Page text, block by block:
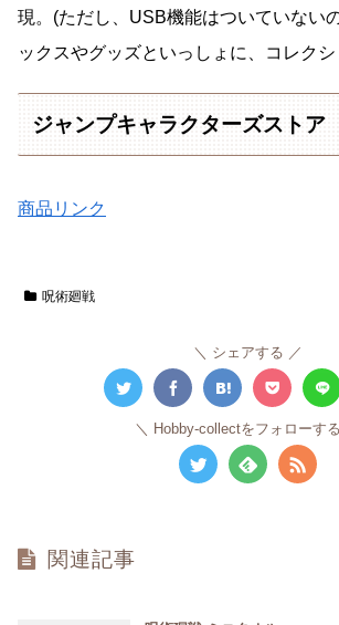
現。(ただし、USB機能はついていない
ックスやグッズといっしょに、コレク
ジャンプキャラクターズストア
商品リンク
呪術廻戦
シェアする
Hobby-collectをフォローする
関連記事